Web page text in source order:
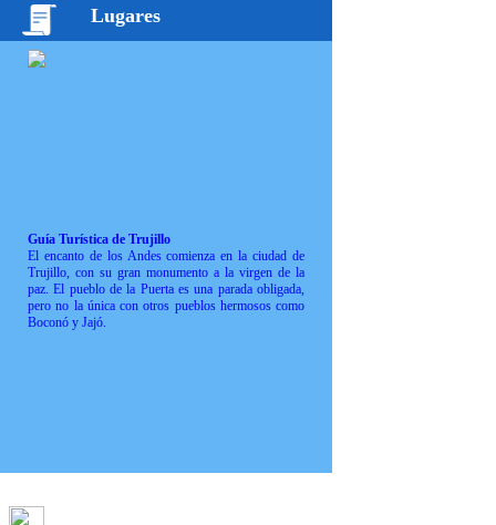
Lugares
Guía Turística de Trujillo
El encanto de los Andes comienza en la ciudad de
Trujillo, con su gran monumento a la virgen de la
paz. El pueblo de la Puerta es una parada obligada,
pero no la única con otros pueblos hermosos como
Boconó y Jajó.